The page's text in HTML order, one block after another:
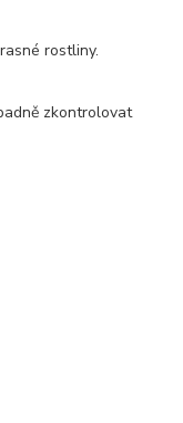
rostliny.
zkontrolovat